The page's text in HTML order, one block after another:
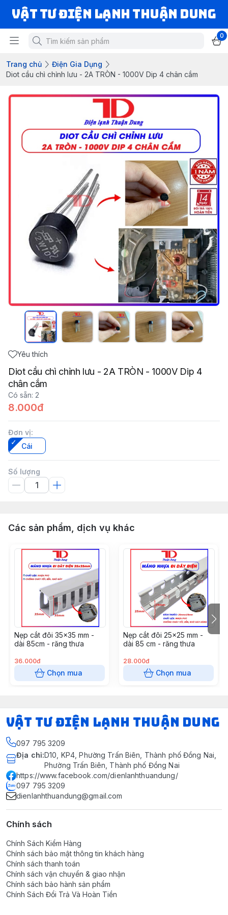
VẬT TƯ ĐIỆN LẠNH THUẬN DUNG
0
Trang chủ
Điện Gia Dụng
Diot cầu chì chỉnh lưu - 2A TRÒN - 1000V Dip 4 chân cắm
Yêu thích
Diot cầu chì chỉnh lưu - 2A TRÒN - 1000V Dip 4
chân cắm
Có sẵn: 2
8.000đ
Đơn vị:
Cái
Số lượng
Các sản phẩm, dịch vụ khác
Nẹp cắt đôi 35x35 mm -
dài 85cm - răng thưa
36.000đ
Chọn mua
Nẹp cắt đôi 25x25 mm -
dài 85 cm - răng thưa
28.000đ
Chọn mua
VẬT TƯ ĐIỆN LẠNH THUẬN DUNG
097 795 3209
Địa chỉ:D10, KP4, Phường Trấn Biên, Thành phố Đồng Nai,
Phường Trấn Biên, Thành phố Đồng Nai
https://www.facebook.com/dienlanhthuandung/
097 795 3209
dienlanhthuandung@gmail.com
Chính sách
Chính Sách Kiểm Hàng
Chính sách bảo mật thông tin khách hàng
Chính sách thanh toán
Chính sách vận chuyển & giao nhận
Chính sách bảo hành sản phẩm
Chính Sách Đổi Trả Và Hoàn Tiền